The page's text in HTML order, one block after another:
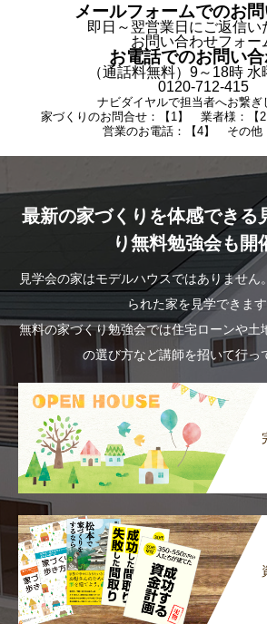
メールフォームでのお
即日～翌営業日にご返信い
お問い合わせフォー
お電話でのお問い
（通話料無料）9～18時 水
0120-712-415
ナビダイヤルで担当者へお繋ぎ
家づくりのお問合せ：【1】 業者様：【
営業のお電話：【4】 その他
最新の家づくりを体感できる
り無料勉強会も開
見学会の家はモデルハウスではありません
られた家を見学できます
無料の家づくり勉強会では住宅ローンや土
の選び方など講師を招いて行っ